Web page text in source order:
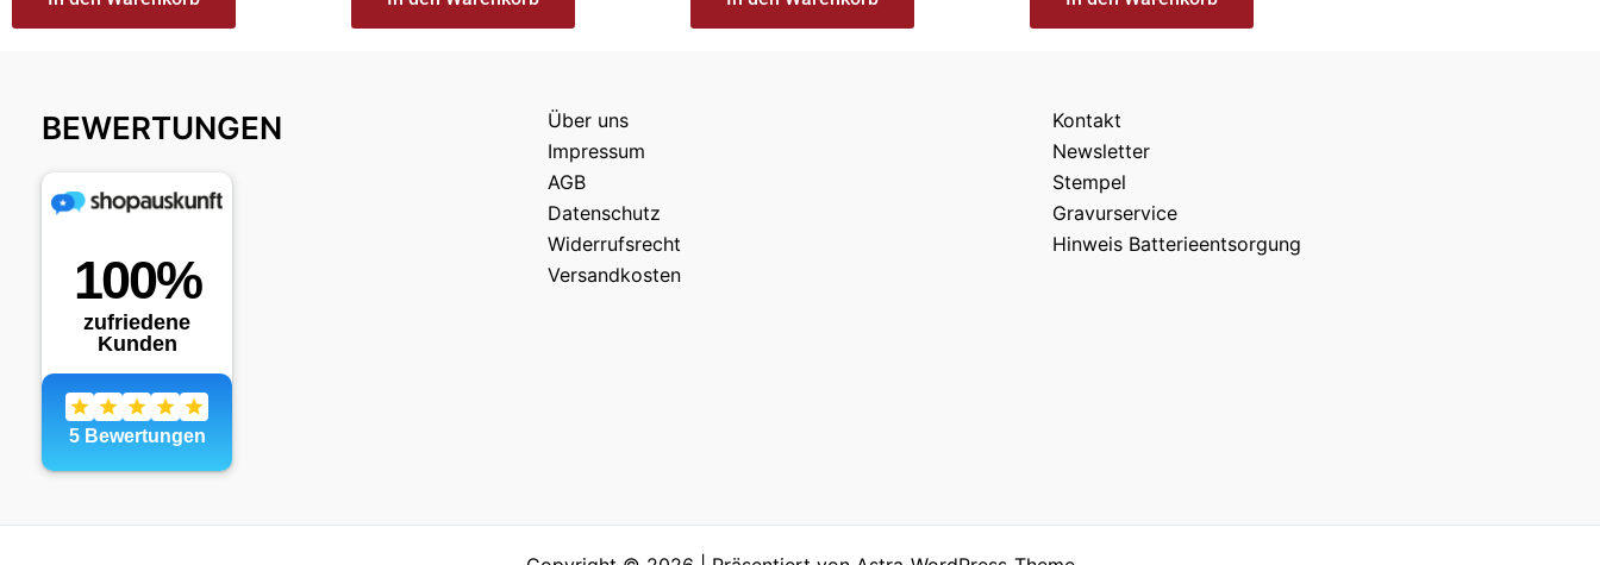
BEWERTUNGEN
Über uns
Impressum
AGB
Datenschutz
Widerrufsrecht
Versandkosten
Kontakt
Newsletter
Stempel
Gravurservice
Hinweis Batterieentsorgung